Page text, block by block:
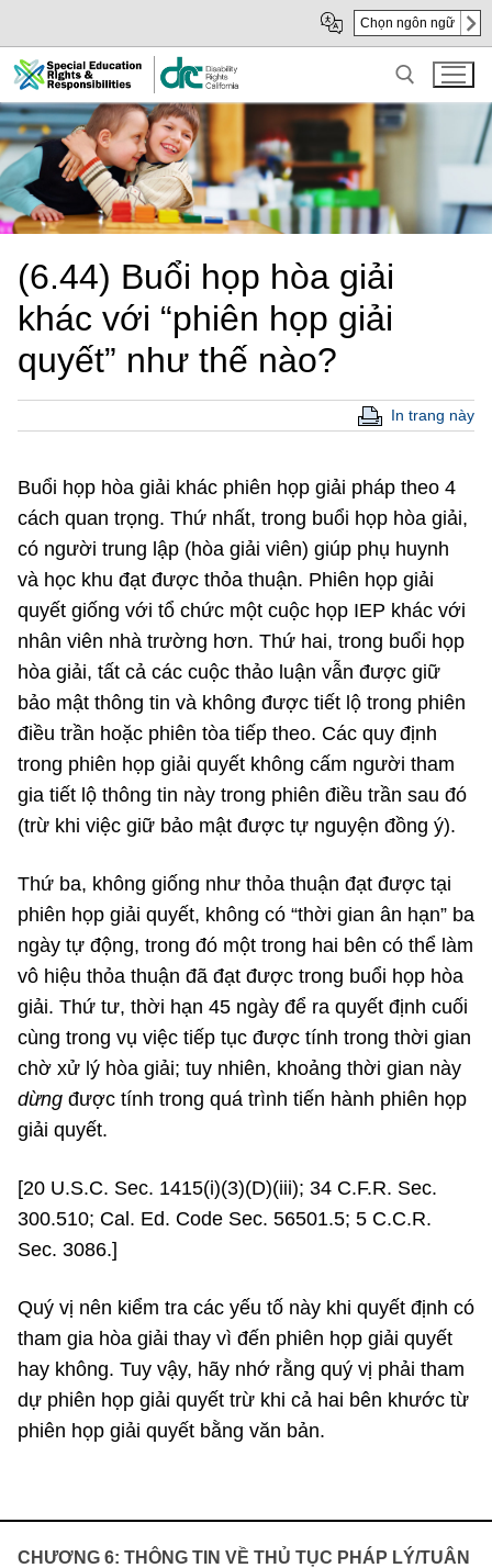
Main
Content
sub
navigation
Chọn ngôn ngữ
Search for:
CHƯƠNG 6: THÔNG TIN VỀ THỦ TỤC PHÁP LÝ/TUÂN
(6.44) Buổi họp hòa giải
khác với “phiên họp giải
quyết” như thế nào?
In trang này
Buổi họp hòa giải khác phiên họp giải pháp theo 4
cách quan trọng. Thứ nhất, trong buổi họp hòa giải,
có người trung lập (hòa giải viên) giúp phụ huynh
và học khu đạt được thỏa thuận. Phiên họp giải
quyết giống với tổ chức một cuộc họp IEP khác với
nhân viên nhà trường hơn. Thứ hai, trong buổi họp
hòa giải, tất cả các cuộc thảo luận vẫn được giữ
bảo mật thông tin và không được tiết lộ trong phiên
điều trần hoặc phiên tòa tiếp theo. Các quy định
trong phiên họp giải quyết không cấm người tham
gia tiết lộ thông tin này trong phiên điều trần sau đó
(trừ khi việc giữ bảo mật được tự nguyện đồng ý).
Thứ ba, không giống như thỏa thuận đạt được tại
phiên họp giải quyết, không có “thời gian ân hạn” ba
ngày tự động, trong đó một trong hai bên có thể làm
vô hiệu thỏa thuận đã đạt được trong buổi họp hòa
giải. Thứ tư, thời hạn 45 ngày để ra quyết định cuối
cùng trong vụ việc tiếp tục được tính trong thời gian
chờ xử lý hòa giải; tuy nhiên, khoảng thời gian này
dừng được tính trong quá trình tiến hành phiên họp
giải quyết.
[20 U.S.C. Sec. 1415(i)(3)(D)(iii); 34 C.F.R. Sec.
300.510; Cal. Ed. Code Sec. 56501.5; 5 C.C.R.
Sec. 3086.]
Quý vị nên kiểm tra các yếu tố này khi quyết định có
tham gia hòa giải thay vì đến phiên họp giải quyết
hay không. Tuy vậy, hãy nhớ rằng quý vị phải tham
dự phiên họp giải quyết trừ khi cả hai bên khước từ
phiên họp giải quyết bằng văn bản.